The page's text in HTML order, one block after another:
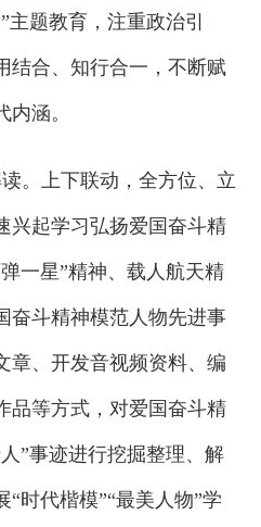
题教育，注重政治引
结合、知行合一，不断赋
涵。
上下联动，全方位、立
兴起学习弘扬爱国奋斗精
一星”精神、载人航天精
奋斗精神模范人物先进事
章、开发音视频资料、编
品等方式，对爱国奋斗精
”事迹进行挖掘整理、解
时代楷模”“最美人物”学